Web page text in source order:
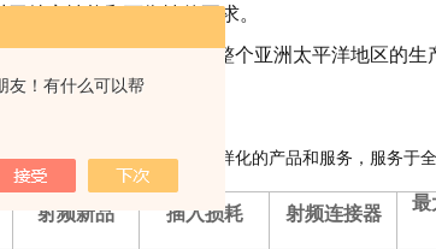
友！有什么可以帮
特定性能和可靠性的要求。
的国际公司，拥有遍布整个亚洲太平洋地区的
内开展业务。
域具有地位的公司，提供多样化的产品和服务，服务于
多信息。
射频新品 插入损耗 射频连接器
最